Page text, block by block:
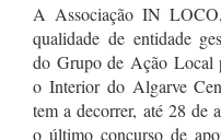
A Associação IN LOCO,
qualidade de entidade
do Grupo de Ação Local
o Interior do Algarve
tem a decorrer, até 28 de
o último concurso de